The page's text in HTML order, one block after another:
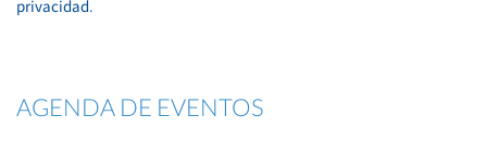
privacidad.
AGENDA DE EVENTOS